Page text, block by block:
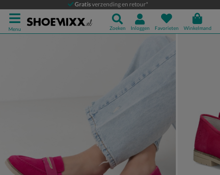
Gratisverzending en retour*
Menu Zoeken Inloggen Favorieten Winkelmand
Instapschoenen